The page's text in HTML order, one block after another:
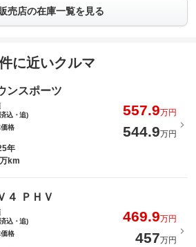
売店の在庫一覧を見る
に近いクルマ
ンスポーツ
込・追)
557.9万円
格
544.9万円
年
km
４ ＰＨＶ
込・追)
469.9万円
格
457万円